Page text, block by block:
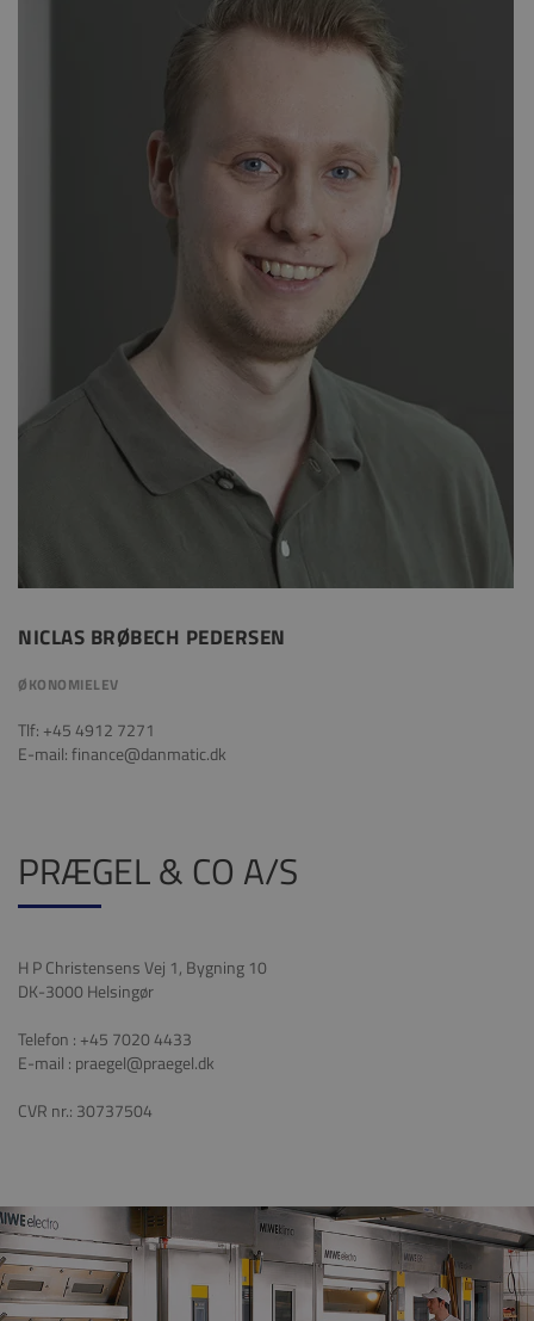
NICLAS BRØBECH PEDERSEN
ØKONOMIELEV
Tlf: +45 4912 7271
E-mail: finance@danmatic.dk
PRÆGEL & CO A/S
H P Christensens Vej 1, Bygning 10
DK-3000 Helsingør
Telefon : +45 7020 4433
E-mail : praegel@praegel.dk
CVR nr.: 30737504